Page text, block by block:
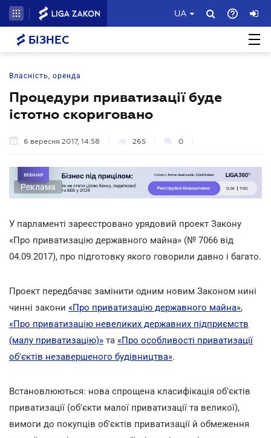
UA
БІЗНЕС
Власність, оренда
Процедури приватизації буде
істотно скориговано
6 вересня 2017, 14:58 265 0
Реклама
У парламенті зареєстровано урядовий проект Закону
«Про приватизацію державного майна» (№ 7066 від
04.09.2017), про підготовку якого говорили давно і багато.
Проект передбачає замінити одним новим Законом нині
чинні закони «Про приватизацію державного майна»,
«Про приватизацію невеликих державних підприємств
(малу приватизацію)» та «Про особливості приватизації
об'єктів незавершеного будівництва».
Встановлюються: нова спрощена класифікація об'єктів
приватизації (об'єкти малої приватизації та великої),
вимоги до покупців об'єктів приватизації й обмеження